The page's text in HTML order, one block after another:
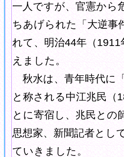
一人ですが、官憲から
ちあげられた「大逆事
れて、明治44年（1911
えました。
秋水は、青年時代に
と称される中江兆民（
とに寄宿し、兆民との
思想家、新聞記者とし
ていきました。